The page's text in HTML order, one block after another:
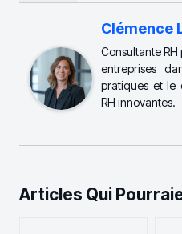
Clémence
Consultante RH
entreprises
pratiques et le
RH innovantes.
Articles Qui